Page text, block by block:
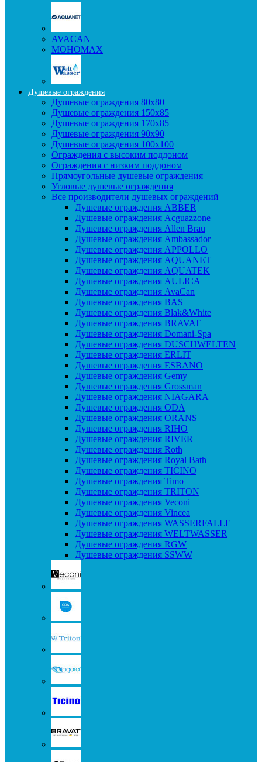
AVACAN
МОНОМАХ
Душевые ограждения
Душевые ограждения 80x80
Душевые ограждения 150x85
Душевые ограждения 170x85
Душевые ограждения 90x90
Душевые ограждения 100x100
Ограждения с высоким поддоном
Ограждения с низким поддоном
Прямоугольные душевые ограждения
Угловые душевые ограждения
Все производители душевых ограждений
Душевые ограждения ABBER
Душевые ограждения Acguazzone
Душевые ограждения Allen Brau
Душевые ограждения Ambassador
Душевые ограждения APPOLLO
Душевые ограждения AQUANET
Душевые ограждения AQUATEK
Душевые ограждения AULICA
Душевые ограждения AvaCan
Душевые ограждения BAS
Душевые ограждения Blak&White
Душевые ограждения BRAVAT
Душевые ограждения Domani-Spa
Душевые ограждения DUSCHWELTEN
Душевые ограждения ERLIT
Душевые ограждения ESBANO
Душевые ограждения Gemy
Душевые ограждения Grossman
Душевые ограждения NIAGARA
Душевые ограждения ODA
Душевые ограждения ORANS
Душевые ограждения RIHO
Душевые ограждения RIVER
Душевые ограждения Roth
Душевые ограждения Royal Bath
Душевые ограждения TICINO
Душевые ограждения Timo
Душевые ограждения TRITON
Душевые ограждения Veconi
Душевые ограждения Vincea
Душевые ограждения WASSERFALLE
Душевые ограждения WELTWASSER
Душевые ограждения RGW
Душевые ограждения SSWW